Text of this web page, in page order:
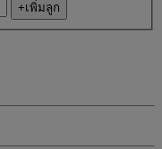
+เพิ่มลูก